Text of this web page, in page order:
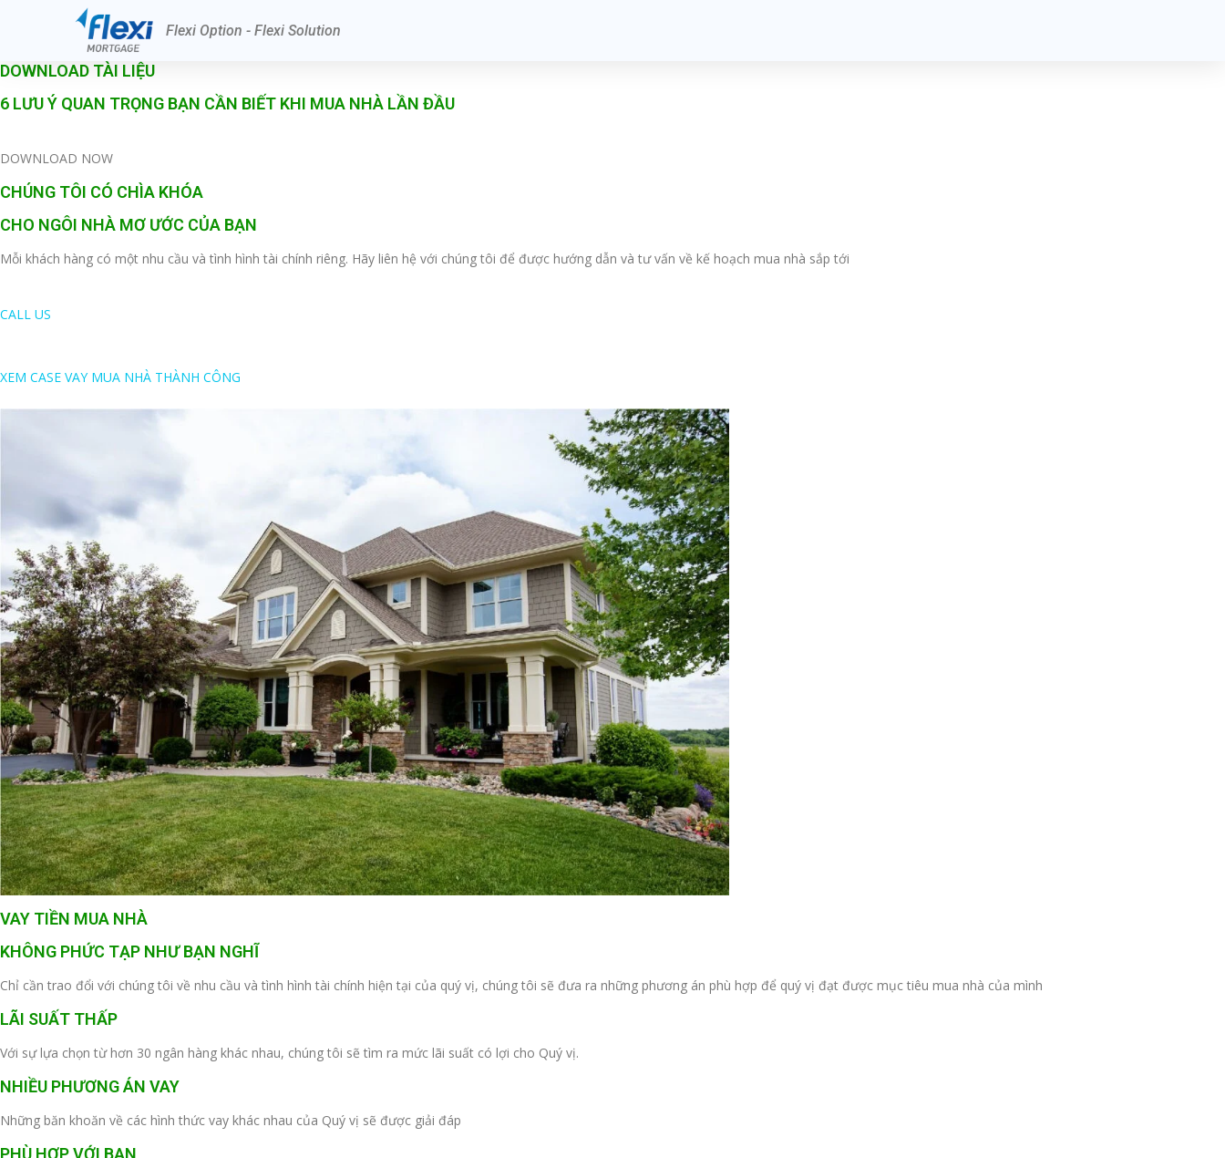
Flexi Option - Flexi Solution
DOWNLOAD TÀI LIỆU
6 LƯU Ý QUAN TRỌNG BẠN CẦN BIẾT KHI MUA NHÀ LẦN ĐẦU
DOWNLOAD NOW
CHÚNG TÔI CÓ CHÌA KHÓA
CHO NGÔI NHÀ MƠ ƯỚC CỦA BẠN
Mỗi khách hàng có một nhu cầu và tình hình tài chính riêng. Hãy liên hệ với chúng tôi để được hướng dẫn và tư vấn về kế hoạch mua nhà sắp tới
CALL US
XEM CASE VAY MUA NHÀ THÀNH CÔNG
VAY TIỀN MUA NHÀ
KHÔNG PHỨC TẠP NHƯ BẠN NGHĨ
Chỉ cần trao đổi với chúng tôi về nhu cầu và tình hình tài chính hiện tại của quý vị, chúng tôi sẽ đưa ra những phương án phù hợp để quý vị đạt được mục tiêu mua nhà của mình
LÃI SUẤT THẤP
Với sự lựa chọn từ hơn 30 ngân hàng khác nhau, chúng tôi sẽ tìm ra mức lãi suất có lợi cho Quý vị.
NHIỀU PHƯƠNG ÁN VAY
Những băn khoăn về các hình thức vay khác nhau của Quý vị sẽ được giải đáp
PHÙ HỢP VỚI BẠN